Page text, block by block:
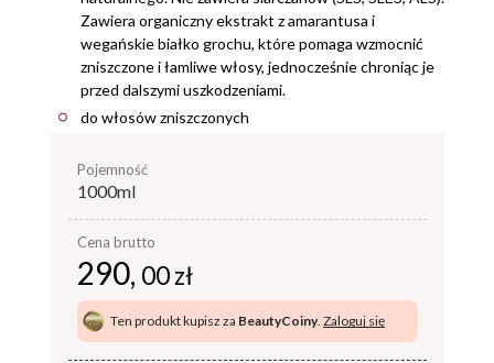
Zawiera organiczny ekstrakt z amarantusa i
wegańskie białko grochu, które pomaga wzmocnić
zniszczone i łamliwe włosy, jednocześnie chroniąc je
przed dalszymi uszkodzeniami.
do włosów zniszczonych
pojemność
1000ml
Cena brutto
290, 00 zł
Ten produkt kupisz za BeautyCoiny. Zaloguj się